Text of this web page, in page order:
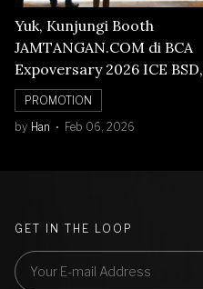
Yuk, Kunjungi Booth
JAMTANGAN.COM di BCA
Expoversary 2026 ICE BSD,
Banyak Diskon Jam Tangan,
Cuma Sampai 8 Februari!
PROMOTION
by Han Feb 06, 2026
GET IN THE LOOP